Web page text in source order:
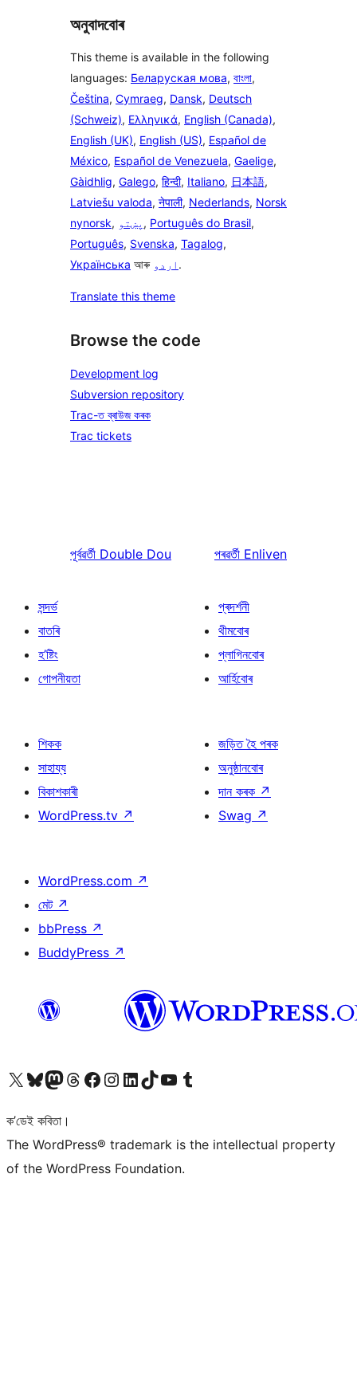
অনুবাদবোৰ
This theme is available in the following
languages: Беларуская мова, বাংলা,
Čeština, Cymraeg, Dansk, Deutsch
(Schweiz), Ελληνικά, English (Canada),
English (UK), English (US), Español de
México, Español de Venezuela, Gaelige,
Gàidhlig, Galego, हिन्दी, Italiano, 日本語,
Latviešu valoda, नेपाली, Nederlands, Norsk
nynorsk, پښتو , Português do Brasil,
Português, Svenska, Tagalog,
Українська আৰু اردو .
Translate this theme
Browse the code
Development log
Subversion repository
Trac-ত ব্ৰাউজ কৰক
Trac tickets
পূৰ্বৱৰ্তী Double Dou পৰৱৰ্তী Enliven
সন্দৰ্ভ
বাতৰি
হ’ষ্টিং
গোপনীয়তা
প্ৰদৰ্শনী
থীমবোৰ
প্লাগিনবোৰ
আৰ্হিবোৰ
শিকক
সাহায্য
বিকাশকাৰী
WordPress.tv ↗
জড়িত হৈ পৰক
অনুষ্ঠানবোৰ
দান কৰক ↗
Swag ↗
WordPress.com ↗
মেট ↗
bbPress ↗
BuddyPress ↗
আমাৰ X (আগৰ Twitter) একাউণ্টলৈ যাওকআমাৰ Bluesky একাউণ্টলৈ যাওকআমাৰ Mastodon একাউণ্টলৈ যাওকআমাৰ Threads একাউণ্টলৈ যাওকআমাৰ Facebook পৃষ্ঠালৈ যাওকআমাৰ Instagram একাউণ্টলৈ যাওকআমাৰ LinkedIn একাউণ্টলৈ যাওকআমাৰ TikTok একাউণ্টলৈ যাওকআমাৰ YouTube চেনেললৈ যাওকআমাৰ Tumblr একাউণ্টলৈ যাওক
ক’ডেই কবিতা।
The WordPress® trademark is the intellectual property
of the WordPress Foundation.